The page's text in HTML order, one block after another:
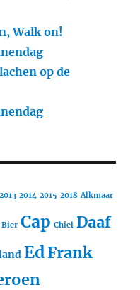
Walk on!
op de
2013 2014 2015 2018 Alkmaar
Bier Cap Chiel Daaf
EdFrank